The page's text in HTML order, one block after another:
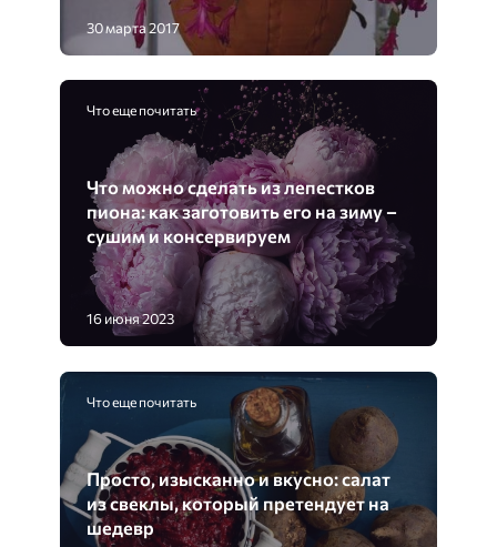
30 марта 2017
Что еще почитать
Что можно сделать из лепестков
пиона: как заготовить его на зиму –
сушим и консервируем
16 июня 2023
Что еще почитать
Просто, изысканно и вкусно: салат
из свеклы, который претендует на
шедевр